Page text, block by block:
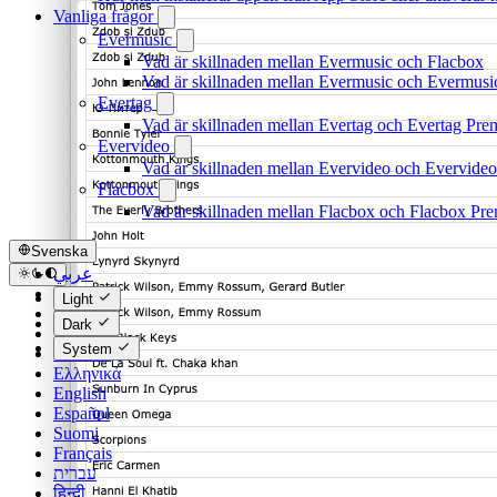
Vanliga frågor
Evermusic
Vad är skillnaden mellan Evermusic och Flacbox
Vad är skillnaden mellan Evermusic och
Evertag
Vad är skillnaden mellan Evertag och Evertag
Evervideo
Vad är skillnaden mellan Evervideo och
Flacbox
Vad är skillnaden mellan Flacbox och Flacbox
Svenska
عربي
Català
Čeština
Dansk
Deutsch
Ελληνικά
English
Español
Suomi
Français
עברית
हिन्दी
Light
Dark
System